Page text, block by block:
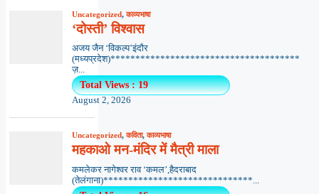
Uncategorized,काव्यभाषा
‘दोस्ती’ विश्वास
अजय जैन ‘विकल्प’इंदौर
(मध्यप्रदेश)**************************************
ज़...
Total Views : 19
August 2, 2026
Uncategorized,कविता,काव्यभाषा
महकाओ मन-मंदिर में मैत्री माला
कमलेकर नागेश्वर राव ‘कमल’,हैदराबाद
(तेलंगाना)******************************...